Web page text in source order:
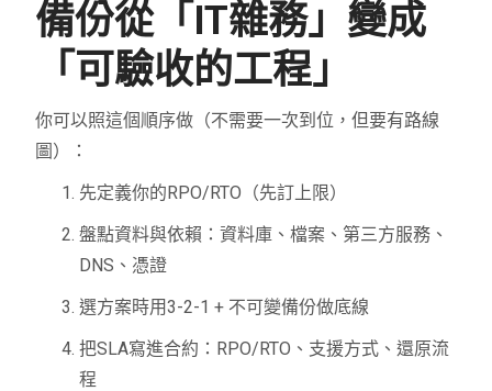
備份從「IT雜務」變成
「可驗收的工程」
你可以照這個順序做（不需要一次到位，但要有路線
圖）：
先定義你的RPO/RTO（先訂上限）
盤點資料與依賴：資料庫、檔案、第三方服務、
DNS、憑證
選方案時用3-2-1 + 不可變備份做底線
把SLA寫進合約：RPO/RTO、支援方式、還原流
程